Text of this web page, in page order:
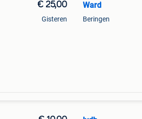
€ 25,00
Gisteren
Ward
Beringen